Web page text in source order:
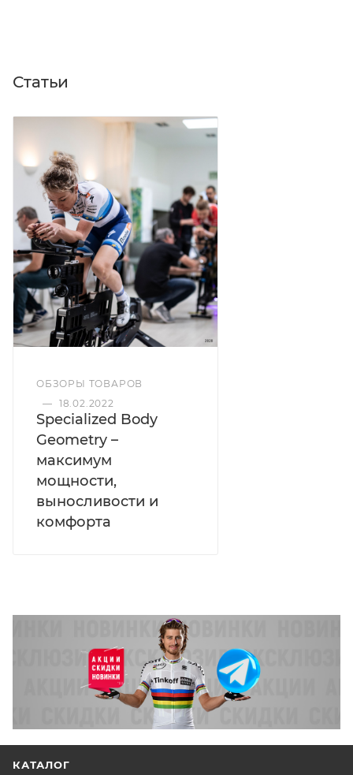
Статьи
ОБЗОРЫ ТОВАРОВ
— 18.02.2022
Specialized Body
Geometry –
максимум
мощности,
выносливости и
комфорта
КАТАЛОГ